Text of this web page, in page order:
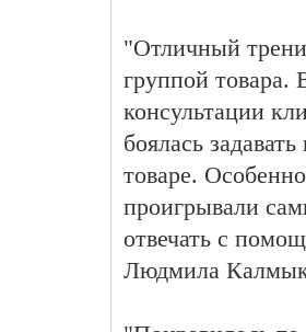
"Отличный
группой товара.
консультации
боялась
товаре.
проигрывали
отвечать с
Людмила